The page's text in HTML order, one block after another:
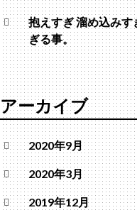
抱えすぎ 溜め込み
ぎる事。
アーカイブ
2020年9月
2020年3月
2019年12月